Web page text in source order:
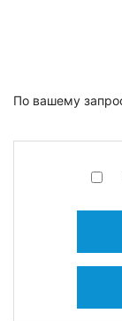
По вашему